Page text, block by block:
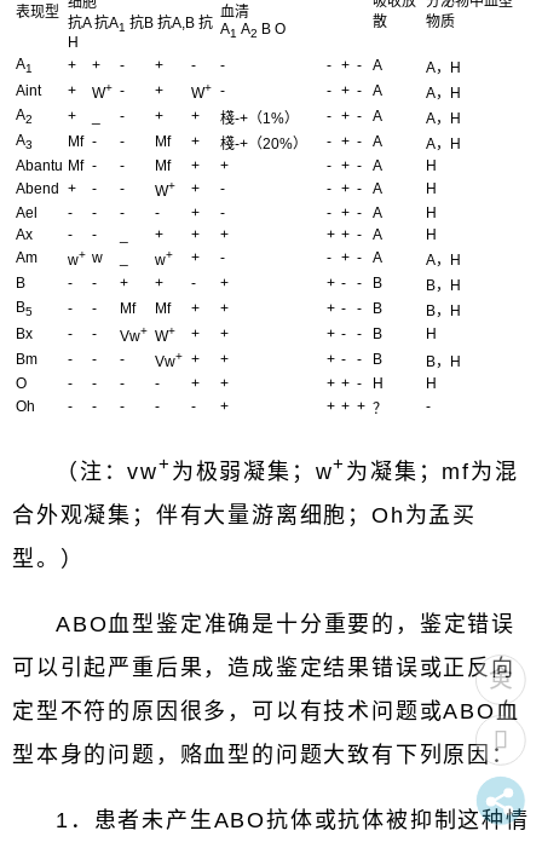
表现型
抗A 抗A1 抗B 抗A,B 抗
H
血清
A1 A2 B O
散
物质
A1 + + - + - - - + - A
A，H
Aint
+ W+ - + W+ - - + - A
A，H
A2 + - + + 棧-+（1%） - + - A
A，H
A3 Mf - - Mf + 棧-+（20%） - + - A
A，H
Abantu Mf - - Mf + + - + - A
H
Abend + - - W+ + - - + - A
H
Ael
- - - - + - - + - A
H
Ax
- - + + + + + - A
H
Am
w+ w w+ + - - + - A
A，H
B
- - + + - + + - - B
B，H
B5 - - Mf Mf + + + - - B
B，H
Bx
- - Vw+ W+ + + + - - B
H
Bm
- - - Vw+ + + + - - B
B，H
O
- - - - + + + + - H
H
Oh
- - - - - + + + + ？ -
（注：vw+ 为极弱凝集；w+ 为凝集；mf为混
合外观凝集；伴有大量游离细胞；Oh为孟买
型。）
ABO血型鉴定准确是十分重要的，鉴定错误
可以引起严重后果，造成鉴定结果错误或正反向
定型不符的原因很多，可以有技术问题或ABO血
型本身的问题，赂血型的问题大致有下列原因：
1．患者未产生ABO抗体或抗体被抑制这种情